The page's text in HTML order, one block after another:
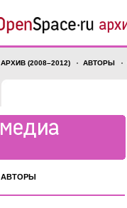
АРХИВ (2008–2012) АВТОРЫ
АВТОРЫ